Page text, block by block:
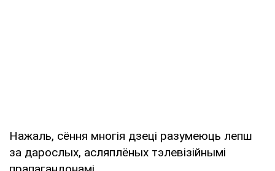
Нажаль, сёння многія дзеці разумеюць лепш
за дарослых, асляплёных тэлевізійнымі